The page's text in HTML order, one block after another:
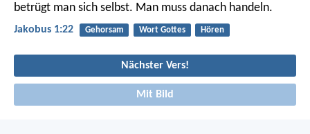
betrügt man sich selbst. Man muss danach handeln.
Jakobus 1:22 Gehorsam Wort Gottes Hören
Nächster Vers!
Mit Bild